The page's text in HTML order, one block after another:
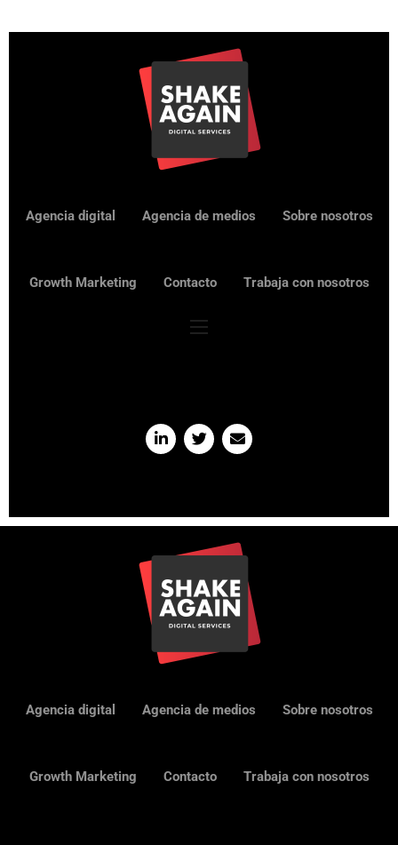
Agencia digital Agencia de medios Sobre nosotros
Growth Marketing Contacto Trabaja con nosotros
Agencia digital Agencia de medios Sobre nosotros
Growth Marketing Contacto Trabaja con nosotros